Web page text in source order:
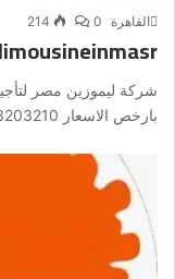
القاهرة 0
214
limousineinmasr
شركة ليموزين مصر
بارخص الاسعار 01003203210 ايجار سيارات في مصر...